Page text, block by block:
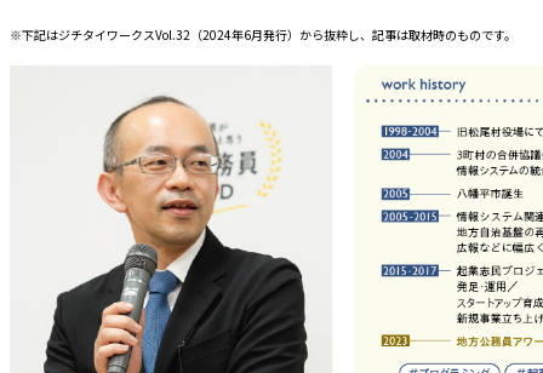
※下記はジチタイワークスVol.32（2024年6月発行）から抜粋し、記事は取材時のものです。